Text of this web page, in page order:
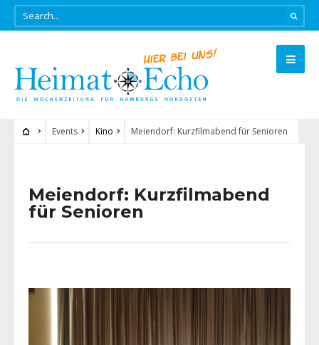
Events Kino Meiendorf: Kurzfilmabend für Senioren
Meiendorf: Kurzfilmabend
für Senioren